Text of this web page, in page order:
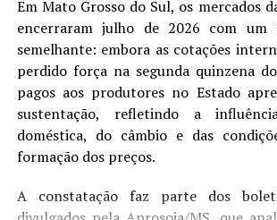
Em Mato Grosso do Sul, os mercados
encerraram julho de 2026 com um
semelhante: embora as cotações
perdido força na segunda quinzena
pagos aos produtores no Estado
sustentação, refletindo a
doméstica, do câmbio e das
formação dos preços.
A constatação faz parte dos